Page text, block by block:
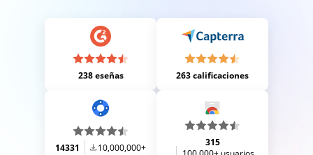
238 eseñas 263 calificaciones
14331 10,000,000+
315